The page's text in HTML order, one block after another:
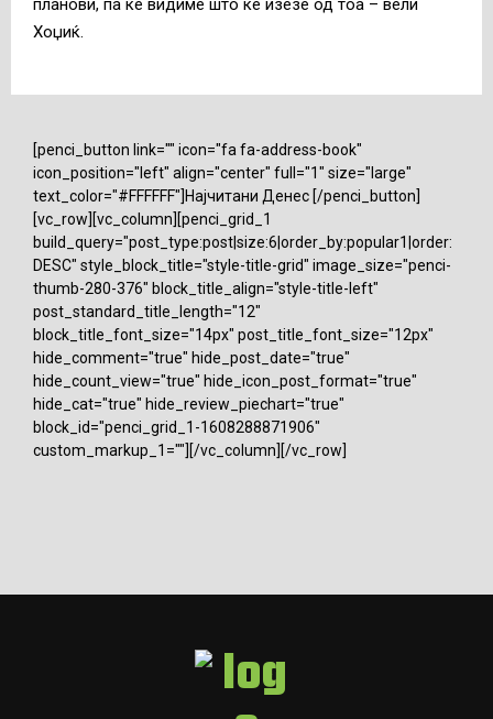
Хоџиќ.
[penci_button link="" icon="fa fa-address-book"
icon_position="left" align="center" full="1" size="large"
text_color="#FFFFFF"]Најчитани Денес [/penci_button]
[vc_row][vc_column][penci_grid_1
build_query="post_type:post|size:6|order_by:popular1|order:
DESC" style_block_title="style-title-grid" image_size="penci-
thumb-280-376" block_title_align="style-title-left"
post_standard_title_length="12"
block_title_font_size="14px" post_title_font_size="12px"
hide_comment="true" hide_post_date="true"
hide_count_view="true" hide_icon_post_format="true"
hide_cat="true" hide_review_piechart="true"
block_id="penci_grid_1-1608288871906"
custom_markup_1=""][/vc_column][/vc_row]